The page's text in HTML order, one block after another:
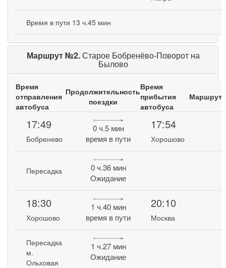
Время в пути 13 ч.45 мин
Маршрут №2.Старое Бобренёво-Поворот на
Былово
Время
отправления
автобуса
Продолжительность
поездки
Время
прибытия
автобуса
Маршрут
17:49
Бобренево
0 ч.5 мин
время в пути
17:54
Хорошово
Пересадка
0 ч.36 мин
Ожидание
18:30
Хорошово
1 ч.40 мин
время в пути
20:10
Москва
Пересадка
м.
Ольховая
1 ч.27 мин
Ожидание